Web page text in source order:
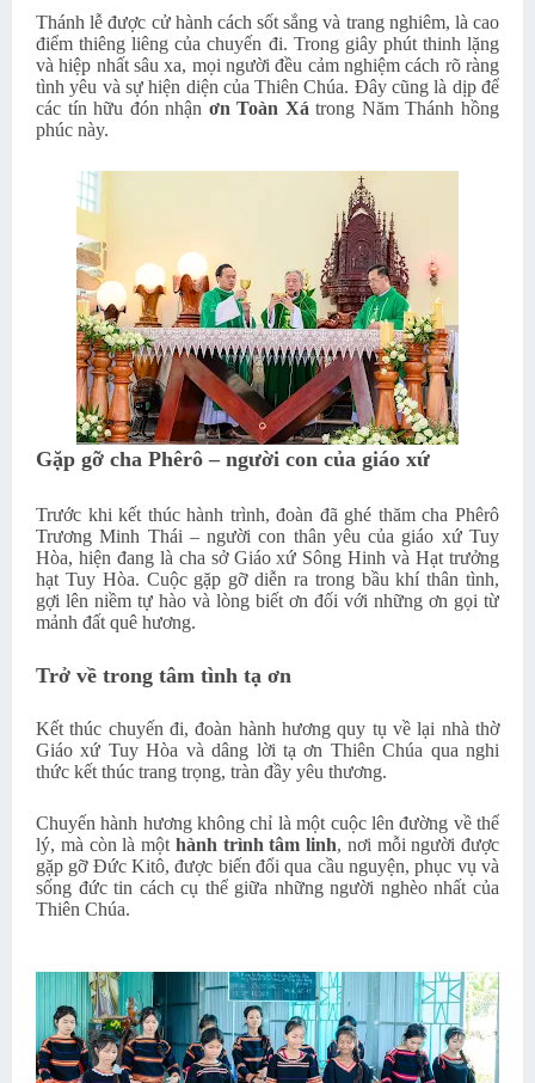
Thánh lễ được cử hành cách sốt sắng và trang nghiêm, là cao
điểm thiêng liêng của chuyến đi. Trong giây phút thinh lặng
và hiệp nhất sâu xa, mọi người đều cảm nghiệm cách rõ ràng
tình yêu và sự hiện diện của Thiên Chúa. Đây cũng là dịp để
các tín hữu đón nhận ơn Toàn Xá trong Năm Thánh hồng
phúc này.
Gặp gỡ cha Phêrô – người con của giáo xứ
Trước khi kết thúc hành trình, đoàn đã ghé thăm cha Phêrô
Trương Minh Thái – người con thân yêu của giáo xứ Tuy
Hòa, hiện đang là cha sở Giáo xứ Sông Hinh và Hạt trưởng
hạt Tuy Hòa. Cuộc gặp gỡ diễn ra trong bầu khí thân tình,
gợi lên niềm tự hào và lòng biết ơn đối với những ơn gọi từ
mảnh đất quê hương.
Trở về trong tâm tình tạ ơn
Kết thúc chuyến đi, đoàn hành hương quy tụ về lại nhà thờ
Giáo xứ Tuy Hòa và dâng lời tạ ơn Thiên Chúa qua nghi
thức kết thúc trang trọng, tràn đầy yêu thương.
Chuyến hành hương không chỉ là một cuộc lên đường về thể
lý, mà còn là một hành trình tâm linh, nơi mỗi người được
gặp gỡ Đức Kitô, được biến đổi qua cầu nguyện, phục vụ và
sống đức tin cách cụ thể giữa những người nghèo nhất của
Thiên Chúa.